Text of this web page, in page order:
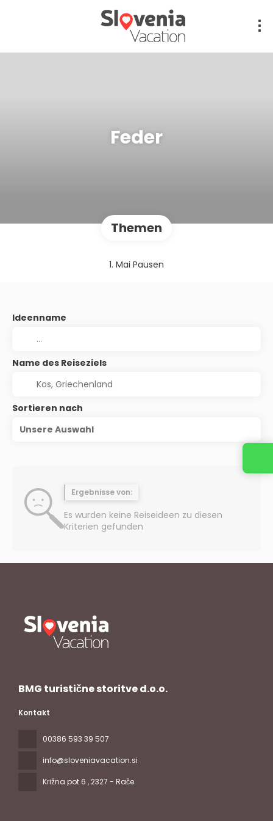
Feder
Themen
1. Mai Pausen
Ideenname
Name des Reiseziels
Sortieren nach
Unsere Auswahl
Ergebnisse von:
Es wurden keine Reiseideen zu diesen
Kriterien gefunden
BMG turistične storitve d.o.o.
Kontakt
00386 593 39 507
info@sloveniavacation.si
Križna pot 6 , 2327 - Rače